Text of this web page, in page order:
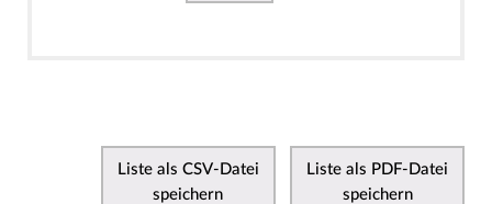
Liste als CSV-Datei
speichern
Liste als PDF-Datei
speichern